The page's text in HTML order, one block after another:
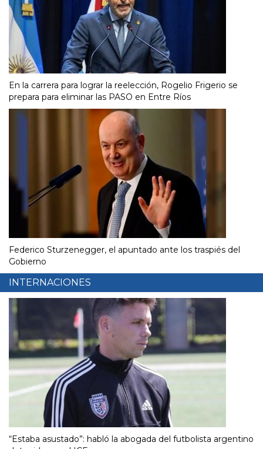
En la carrera para lograr la reelección, Rogelio Frigerio se
prepara para eliminar las PASO en Entre Ríos
Federico Sturzenegger, el apuntado ante los traspiés del
Gobierno
INTERNACIONES
“Estaba asustado”: habló la abogada del futbolista argentino